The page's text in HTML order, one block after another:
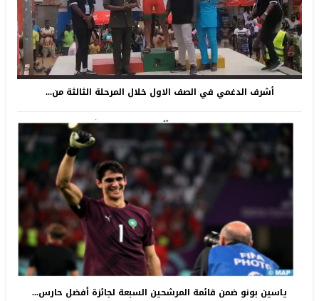
أشرف الدغمي في الصف الاول خلال المرحلة الثالثة من...
ياسين بونو ضمن قائمة المرشحين السبعة لجائزة أفضل حارس...